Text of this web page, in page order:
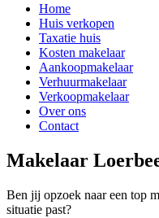
Home
Huis verkopen
Taxatie huis
Kosten makelaar
Aankoopmakelaar
Verhuurmakelaar
Verkoopmakelaar
Over ons
Contact
Makelaar
Ben jij opzoek naar een top
situatie past?